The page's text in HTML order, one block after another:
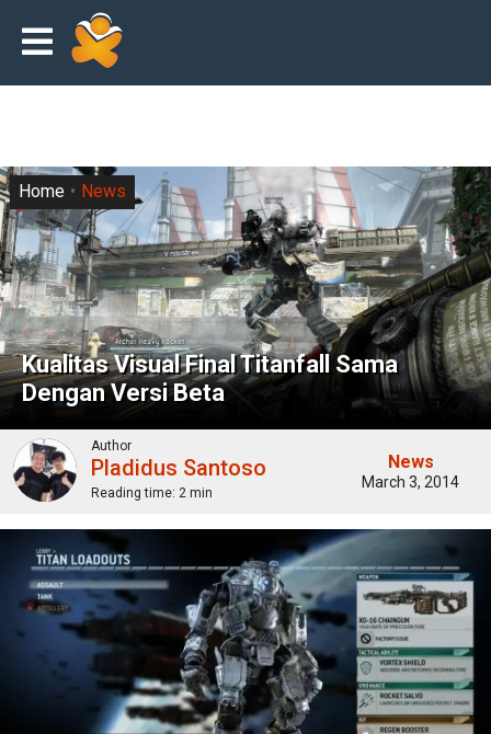
Kualitas Visual Final Titanfall Sama
Dengan Versi Beta
Home News
Author
Pladidus Santoso
Reading time: 2 min
News
March 3, 2014